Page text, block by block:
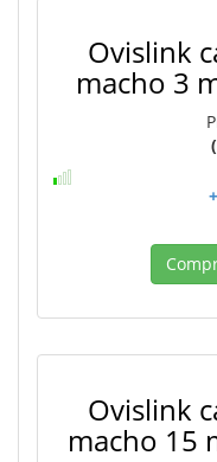
Ovislink
macho 3
Ovislink
macho 15